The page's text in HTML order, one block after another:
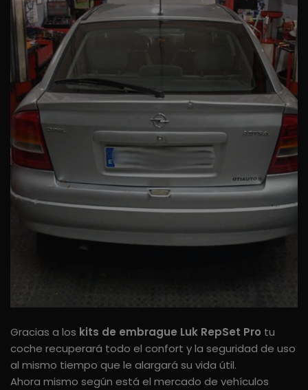
Gracias a los kits de embrague Luk RepSet Pro tu
coche recuperará todo el confort y la seguridad de uso
al mismo tiempo que le alargará su vida útil.
Ahora mismo según está el mercado de vehículos